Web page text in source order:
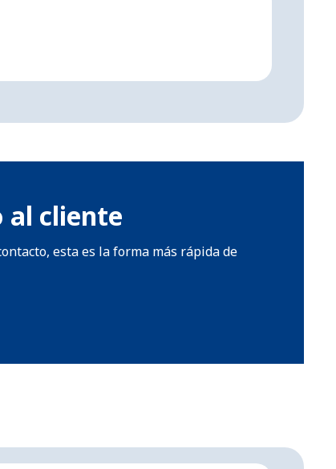
al cliente
esta es la forma más rápida de